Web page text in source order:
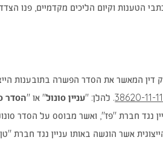
הטענות וקיום הליכים מקדמיים, פנו
ניתן על ידי פסק דין המאשר את הסדר הפשרה
(נפתח
בחלון
חדש)
. להלן: "עניין סונול" או "הסדר
נגד חברת "פז", ואשר מבוסס על הסדר
אשר הוגשה באותו עניין נגד חברת